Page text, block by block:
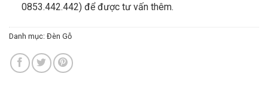
0853.442.442) để được tư vấn thêm.
Danh mục: Đèn Gỗ